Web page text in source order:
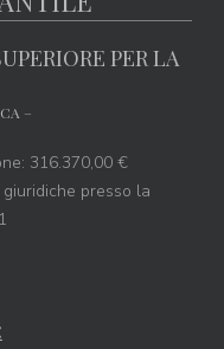
PER LA
–
316.370,00 €
presso la